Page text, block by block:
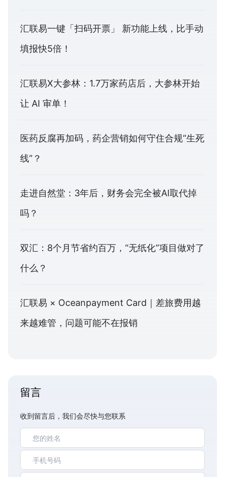
汇联易一键「扫码开票」 新功能上线，比手动
填报快5倍！
汇联易X大参林：1.7万家药店后，大参林开始
让 AI 审单！
医药反腐再加码，药企营销如何守住合规“生死
线”？
走进自然堂：3年后，财务会完全被AI取代掉
吗？
双汇：8个月节省约百万，“无纸化”项目做对了
什么？
汇联易 × Oceanpayment Card｜差旅费用越
来越难管，问题可能不在报销
留言
收到留言后，我们会尽快与您联系